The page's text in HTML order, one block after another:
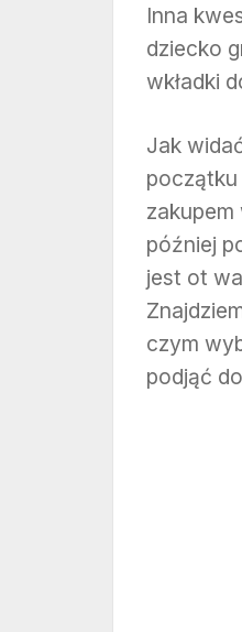
Inna
dziecko
wkładki
Jak
początku
później
jest ot
czym
podjąć